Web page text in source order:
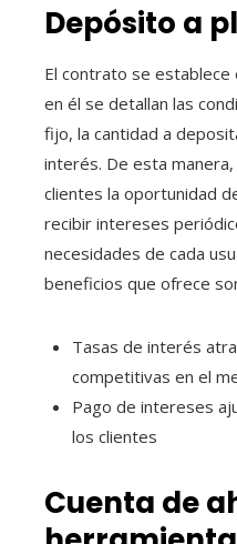
Depósito a
El contrato se
en él se detallan las
fijo, la cantidad a
interés. De esta
clientes la oportunidad
recibir intereses
necesidades de cada
beneficios que ofrece
Tasas de interés
competitivas en el
Pago de intereses
los clientes
Cuenta de